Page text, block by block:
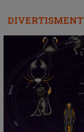
DIVERTISMENT